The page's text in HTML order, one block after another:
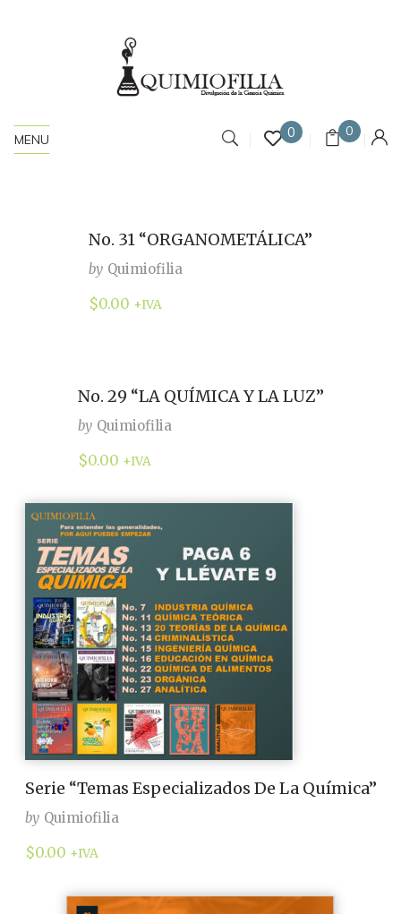
MENU 0 0
No. 31 “ORGANOMETÁLICA”
by Quimiofilia
$0.00 +IVA
No. 29 “LA QUÍMICA Y LA LUZ”
by Quimiofilia
$0.00 +IVA
Serie “Temas Especializados De La Química”
by Quimiofilia
$0.00 +IVA